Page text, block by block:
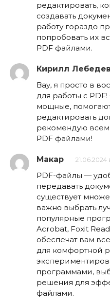
редактировать,
создавать
работу гораздо
попробовать их
PDF файлами.
Кирилл Лебедев
Вау, я просто в
для работы с
мощные,
редактировать
рекомендую всем,
PDF файлами!
Макар 21.06.2024
PDF-файлы —
передавать
существует
важно выбрать
популярные
Acrobat, Foxit
обеспечат вам
для комфортной
программами,
решения для
файлами.